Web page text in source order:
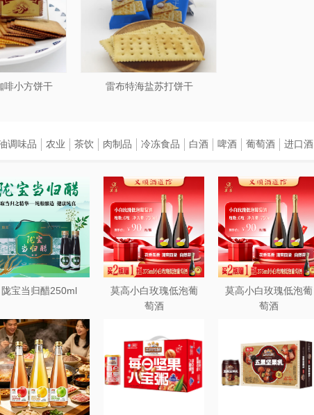
啡小方饼干 雷布特海盐苏打饼干
陇宝当归醋250ml
莫高小白玫瑰低泡葡
萄酒
莫高小白玫瑰低泡葡
萄酒
调味品 农业 茶饮 肉制品 冷冻食品 白酒 啤酒 葡萄酒 进口酒